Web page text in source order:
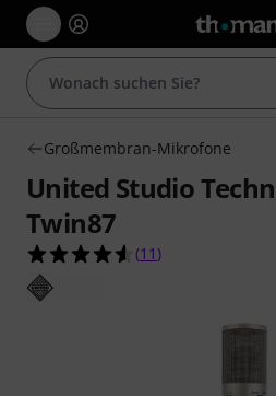
Großmembran-Mikrofone
United Studio
Twin87
4.5 von 5 Sternen
(11 )